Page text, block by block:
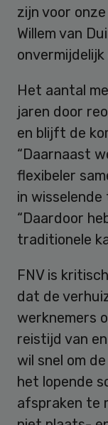
zijn voor
Willem van
Het aantal
jaren door
en blijft de
“Daarnaast
flexibeler
in wisselende
“Daardoor
traditionele
FNV is
dat de
werknemers
reistijd van
wil snel om
het lopende
afspraken te